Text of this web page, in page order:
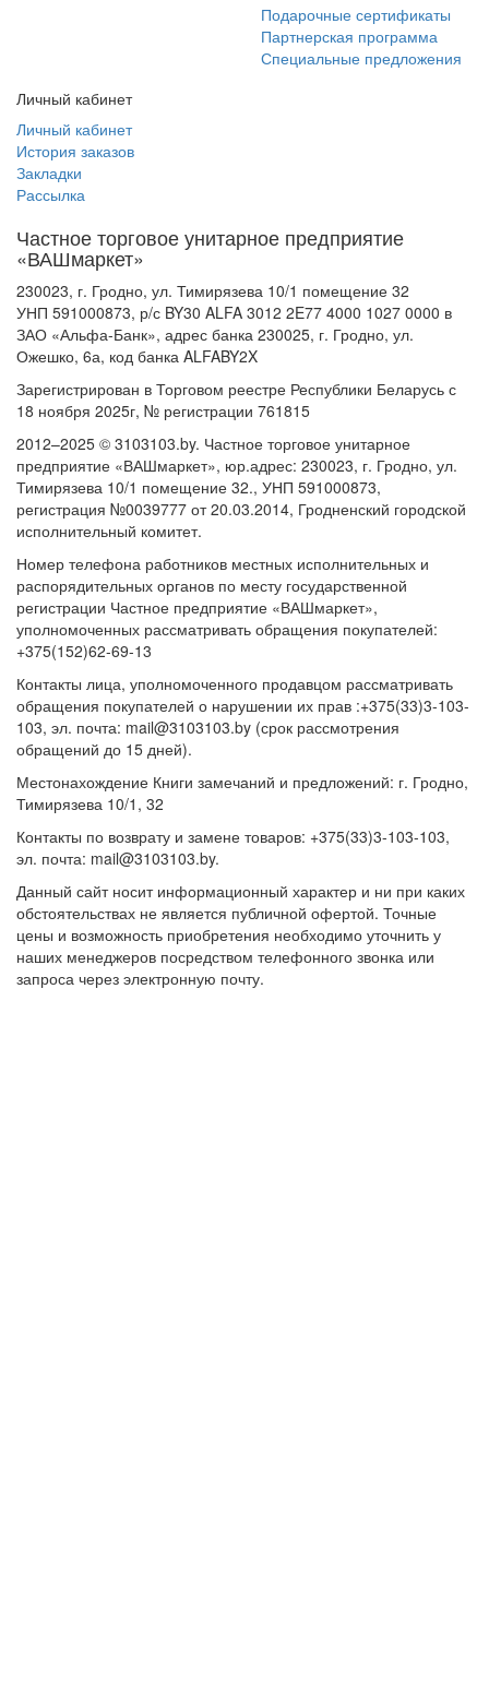
Подарочные сертификаты
Партнерская программа
Специальные предложения
Личный кабинет
Личный кабинет
История заказов
Закладки
Рассылка
Частное торговое унитарное предприятие
«ВАШмаркет»
230023, г. Гродно, ул. Тимирязева 10/1 помещение 32
УНП 591000873, р/с BY30 ALFA 3012 2E77 4000 1027 0000 в
ЗАО «Альфа-Банк», адрес банка 230025, г. Гродно, ул.
Ожешко, 6а, код банка ALFABY2X
Зарегистрирован в Торговом реестре Республики Беларусь с
18 ноября 2025г, № регистрации 761815
2012–2025 © 3103103.by. Частное торговое унитарное
предприятие «ВАШмаркет», юр.адрес: 230023, г. Гродно, ул.
Тимирязева 10/1 помещение 32., УНП 591000873,
регистрация №0039777 от 20.03.2014, Гродненский городской
исполнительный комитет.
Номер телефона работников местных исполнительных и
распорядительных органов по месту государственной
регистрации Частное предприятие «ВАШмаркет»,
уполномоченных рассматривать обращения покупателей:
+375(152)62-69-13
Контакты лица, уполномоченного продавцом рассматривать
обращения покупателей о нарушении их прав :+375(33)3-103-
103, эл. почта: mail@3103103.by (срок рассмотрения
обращений до 15 дней).
Местонахождение Книги замечаний и предложений: г. Гродно,
Тимирязева 10/1, 32
Контакты по возврату и замене товаров: +375(33)3-103-103,
эл. почта: mail@3103103.by.
Данный сайт носит информационный характер и ни при каких
обстоятельствах не является публичной офертой. Точные
цены и возможность приобретения необходимо уточнить у
наших менеджеров посредством телефонного звонка или
запроса через электронную почту.